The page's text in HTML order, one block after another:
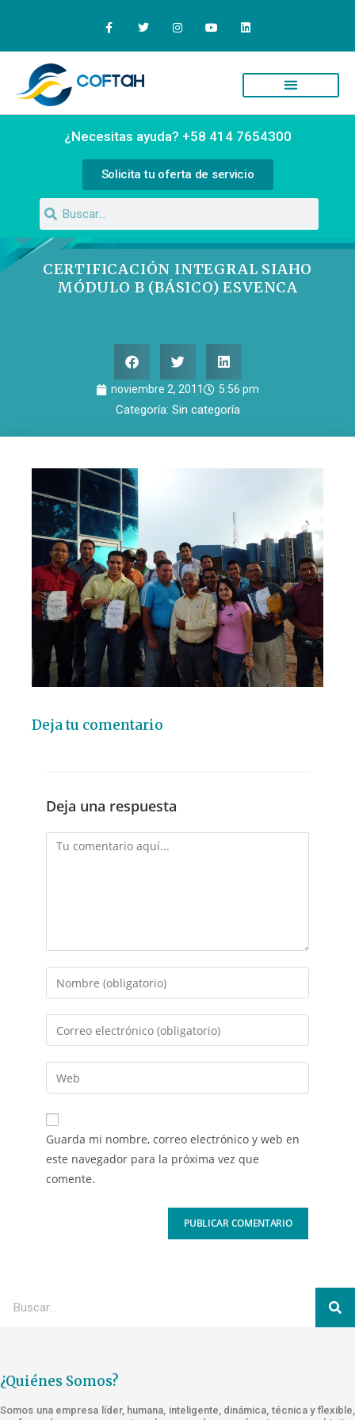
¿Necesitas ayuda? +58 414 7654300
Solicita tu oferta de servicio
CERTIFICACIÓN INTEGRAL SIAHO
MÓDULO B (BÁSICO) ESVENCA
noviembre 2, 2011 5:56 pm
Categoría: Sin categoría
Deja tu comentario
Deja una respuesta
Guarda mi nombre, correo electrónico y web en
este navegador para la próxima vez que
comente.
¿Quiénes Somos?
Somos una empresa líder, humana, inteligente, dinámica, técnica y flexible,